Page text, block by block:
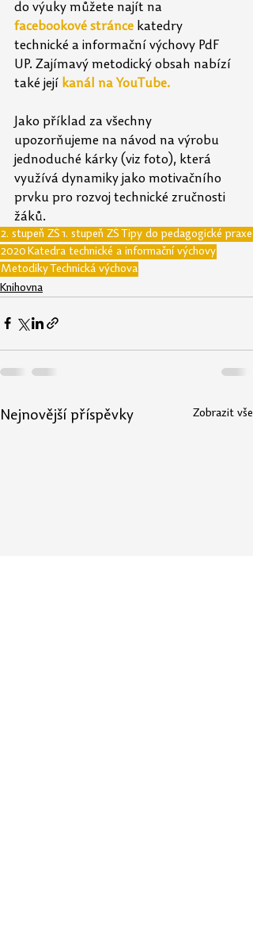
do výuky můžete najít na
facebookové stránce katedry
technické a informační výchovy PdF
UP. Zajímavý metodický obsah nabízí
také její kanál na YouTube.
Jako příklad za všechny
upozorňujeme na návod na výrobu
jednoduché kárky (viz foto), která
využívá dynamiky jako motivačního
prvku pro rozvoj technické zručnosti
žáků.
2. stupeň ZŠ 1. stupeň ZŠ Tipy do pedagogické praxe
2020 Katedra technické a informační výchovy
MetodikyTechnická výchova
Knihovna
Nejnovější příspěvky Zobrazit vše